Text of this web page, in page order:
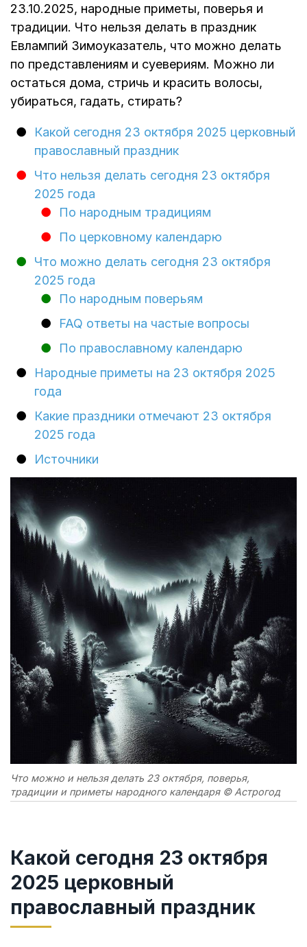
23.10.2025, народные приметы, поверья и
традиции. Что нельзя делать в праздник
Евлампий Зимоуказатель, что можно делать
по представлениям и суевериям. Можно ли
остаться дома, стричь и красить волосы,
убираться, гадать, стирать?
Какой сегодня 23 октября 2025 церковный
православный праздник
Что нельзя делать сегодня 23 октября
2025 года
По народным традициям
По церковному календарю
Что можно делать сегодня 23 октября
2025 года
По народным поверьям
FAQ ответы на частые вопросы
По православному календарю
Народные приметы на 23 октября 2025
года
Какие праздники отмечают 23 октября
2025 года
Источники
Что можно и нельзя делать 23 октября, поверья,
традиции и приметы народного календаря © Астрогод
Какой сегодня 23 октября
2025 церковный
православный праздник